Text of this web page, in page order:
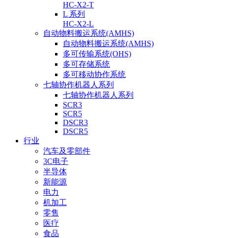
HC-X2-T
L 系列
HC-X2-L
自动物料搬运系统(AMHS)
自动物料搬运系统(AMHS)
多可传输系统(OHS)
多可存储系统
多可移动协作系统
七轴协作机器人系列
七轴协作机器人系列
SCR3
SCR5
DSCR3
DSCR5
行业
汽车及零部件
3C电子
半导体
新能源
电力
机加工
零售
医疗
食品